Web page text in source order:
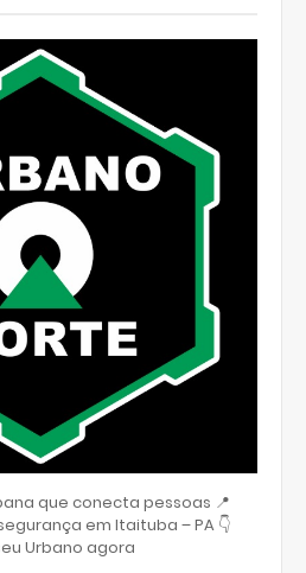
que conecta pessoas 📍
em Itaituba – PA 👇
Urbano agora